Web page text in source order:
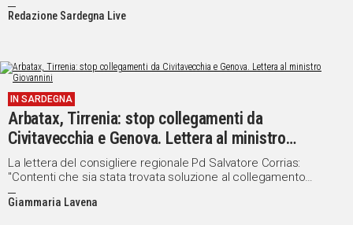
Redazione Sardegna Live
IN SARDEGNA
Arbatax, Tirrenia: stop collegamenti da
Civitavecchia e Genova. Lettera al ministro
Giovannini
La lettera del consigliere regionale Pd Salvatore Corrias:
"Contenti che sia stata trovata soluzione al collegamento
Cagliari-Arbatax-Civitavecchia per i prossimi sei mesi. Chiediamo
però di intervenire affinché la soluzione diventi definitiva"
Giammaria Lavena